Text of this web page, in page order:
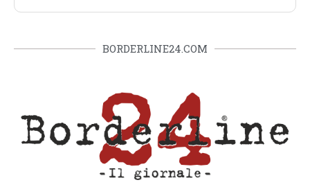
BORDERLINE24.COM